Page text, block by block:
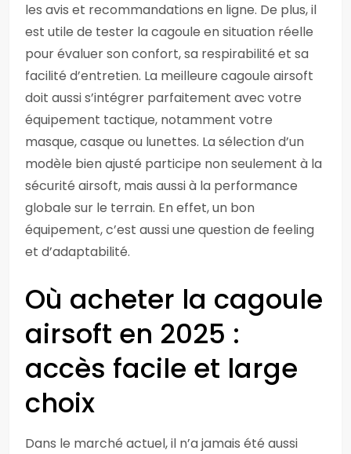
les avis et recommandations en ligne. De plus, il
est utile de tester la cagoule en situation réelle
pour évaluer son confort, sa respirabilité et sa
facilité d’entretien. La meilleure cagoule airsoft
doit aussi s’intégrer parfaitement avec votre
équipement tactique, notamment votre
masque, casque ou lunettes. La sélection d’un
modèle bien ajusté participe non seulement à la
sécurité airsoft, mais aussi à la performance
globale sur le terrain. En effet, un bon
équipement, c’est aussi une question de feeling
et d’adaptabilité.
Où acheter la cagoule
airsoft en 2025 :
accès facile et large
choix
Dans le marché actuel, il n’a jamais été aussi